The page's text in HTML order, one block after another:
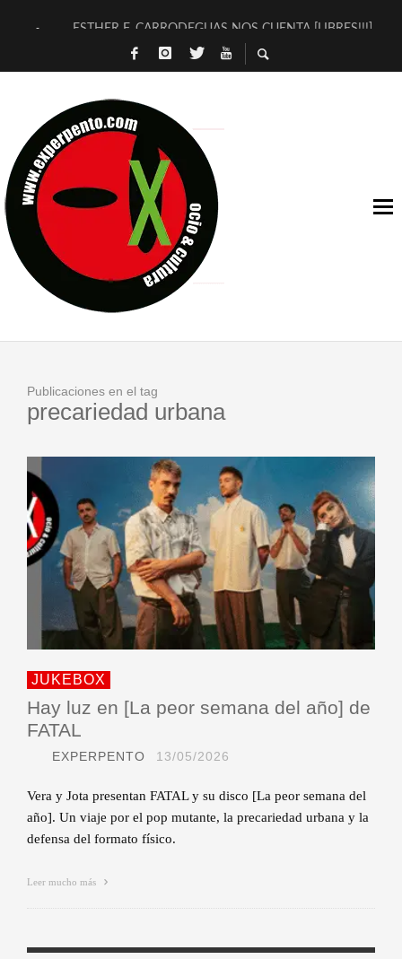
ESTHER F. CARRODEGUAS NOS CUENTA [LIBRES!!!]
[TERRA DE GUAPES] DE SANDRA MONFORT
TIMBRE 4, LA ESCUELA DEL DIRECTOR TEATRAL CLAUDIO
30 AÑOS (NO ES NADA) DE LA KATARSIS DEL TOMATAZO
MILITARES JUDÍAS EN #EXVITA
D’BALDOMEROS REINVENTAN [BITÁCORA 3.0] EN EXVITA
MARSHALL FLASH PRESENTA EN EXVITA [RELATIVA
JOFRE BARDAGÍ EN EXVITA INTERPRETANDO A SERRAT
Publicaciones en el tag
precariedad urbana
JUKEBOX
Hay luz en [La peor semana del año] de
FATAL
EXPERPENTO 13/05/2026
Vera y Jota presentan FATAL y su disco [La peor semana del
año]. Un viaje por el pop mutante, la precariedad urbana y la
defensa del formato físico.
Leer mucho más